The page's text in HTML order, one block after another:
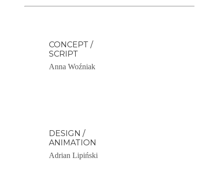
CONCEPT /
SCRIPT
Anna Woźniak
DESIGN /
ANIMATION
Adrian Lipiński